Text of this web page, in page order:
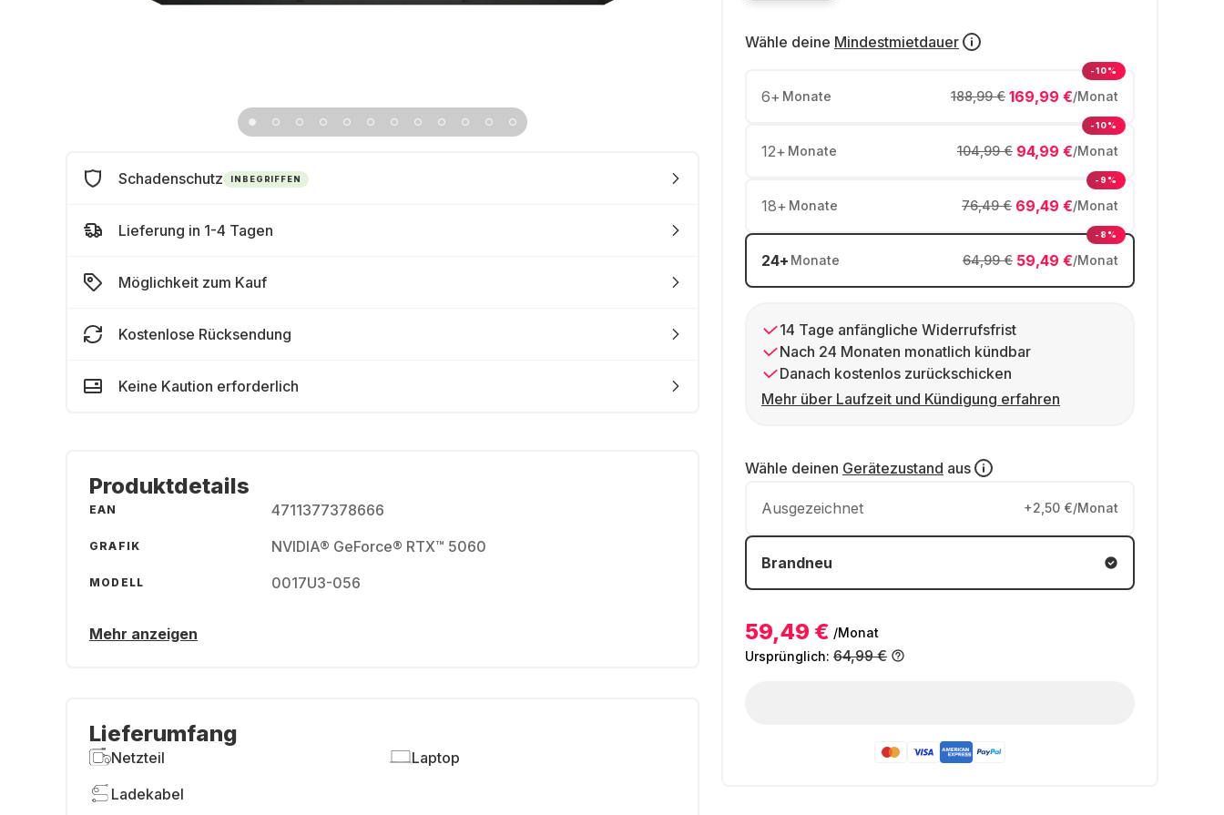
Wähle deine Mindestmietdauer
6+ Monate 169,99 €/Monat
188,99 €
-10%
12+ Monate 94,99 €/Monat
104,99 €
-10%
18+ Monate 69,49 €/Monat
76,49 €
-9%
24+ Monate 59,49 €/Monat
64,99 €
-8%
14 Tage anfängliche Widerrufsfrist
Nach 24 Monaten monatlich kündbar
Danach kostenlos zurückschicken
Mehr über Laufzeit und Kündigung erfahren
Wähle deinen Gerätezustand aus
Ausgezeichnet +2,50 €/Monat
Brandneu
59,49 € /Monat
Ursprünglich: 64,99 €
Schadenschutz INBEGRIFFEN
Lieferung in 1-4 Tagen
Möglichkeit zum Kauf
Kostenlose Rücksendung
Keine Kaution erforderlich
Produktdetails
EAN 4711377378666
GRAFIK NVIDIA® GeForce® RTX™ 5060
MODELL 0017U3-056
Mehr anzeigen
Lieferumfang
Netzteil
Laptop
Ladekabel